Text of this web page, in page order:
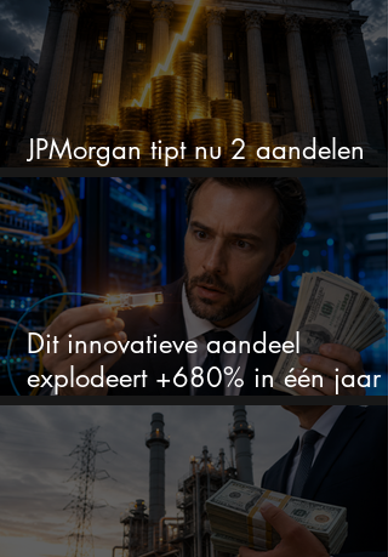
JPMorgan tipt nu 2 aandelen
voor augustus
Dit innovatieve aandeel
explodeert +680% in één jaar
en blijft maar stijgen